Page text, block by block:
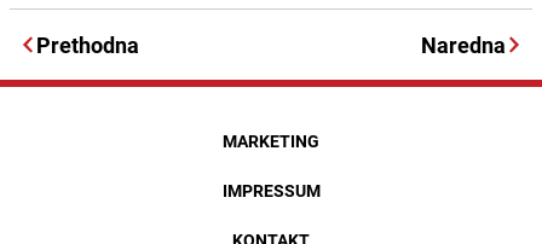
Prethodna Naredna
MARKETING
IMPRESSUM